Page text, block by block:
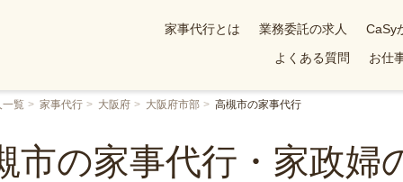
家事代行とは 業務委託の求人 CaSy
よくある質問
お仕
一覧 家事代行 大阪府 大阪府市部 高槻市の家事代行
市の家事代行・家政婦